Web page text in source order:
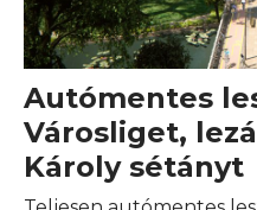
Autómentes
Városliget,
Károly sétányt